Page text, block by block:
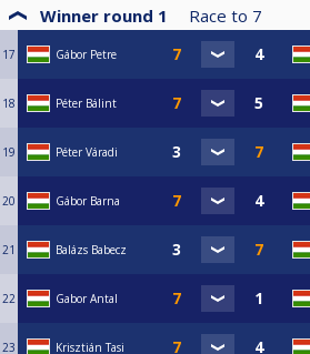
Winner round 1 Race to 7
17 Gábor Petre
18 Péter Bálint
19 Péter Váradi
20 Gábor Barna
21 Balázs Babecz
22 Gabor Antal
23 Krisztián Tasi